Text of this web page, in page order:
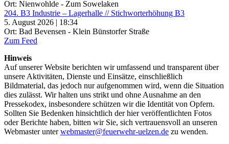
Ort: Nienwohlde - Zum Sowelaken
204. B3 Industrie – Lagerhalle // Stichworterhöhung B3
5. August 2026 | 18:34
Ort: Bad Bevensen - Klein Bünstorfer Straße
Zum Feed
Hinweis
Auf unserer Website berichten wir umfassend und transparent über
unsere Aktivitäten, Dienste und Einsätze, einschließlich
Bildmaterial, das jedoch nur aufgenommen wird, wenn die Situation
dies zulässt. Wir halten uns strikt und ohne Ausnahme an den
Pressekodex, insbesondere schützen wir die Identität von Opfern.
Sollten Sie Bedenken hinsichtlich der hier veröffentlichten Fotos
oder Berichte haben, bitten wir Sie, sich vertrauensvoll an unseren
Webmaster unterwebmaster@feuerwehr-uelzen.de zu wenden.